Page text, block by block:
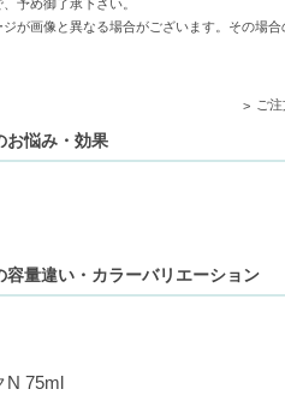
予め御了承下さい。
が画像と異なる場合がございます。その場
ご
お悩み・効果
量違い・カラーバリエーション
N 75ml